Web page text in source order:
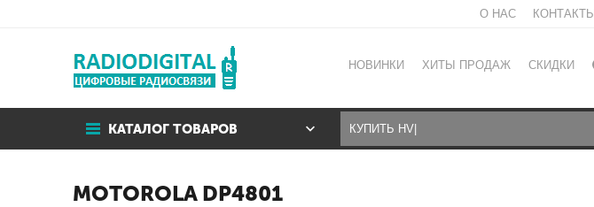
О НАС КОНТАКТЫ
НОВИНКИ ХИТЫ ПРОДАЖ СКИДКИ
КАТАЛОГ ТОВАРОВ
MOTOROLA DP4801